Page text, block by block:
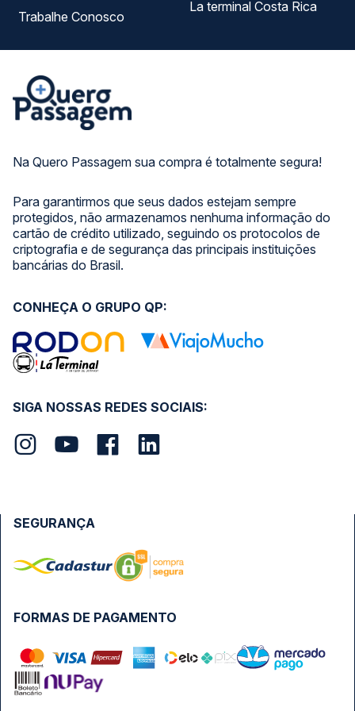
Na Quero Passagem sua compra é totalmente segura!
Para garantirmos que seus dados estejam sempre
protegidos, não armazenamos nenhuma informação do
cartão de crédito utilizado, seguindo os protocolos de
criptografia e de segurança das principais instituições
bancárias do Brasil.
Trabalhe Conosco
La terminal Costa Rica
SIGA NOSSAS REDES SOCIAIS:
CONHEÇA O GRUPO QP:
FORMAS DE PAGAMENTO
SEGURANÇA